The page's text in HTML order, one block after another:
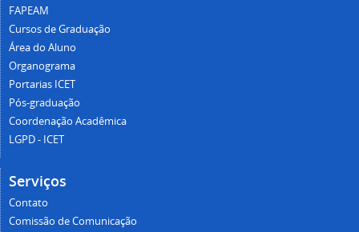
FAPEAM
Cursos de Graduação
Área do Aluno
Organograma
Portarias ICET
Pós-graduação
Coordenação Acadêmica
LGPD - ICET
Serviços
Contato
Comissão de Comunicação